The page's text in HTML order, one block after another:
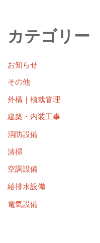
カテゴリー
お知らせ
その他
外構｜植栽管理
建築・内装工事
消防設備
清掃
空調設備
給排水設備
電気設備